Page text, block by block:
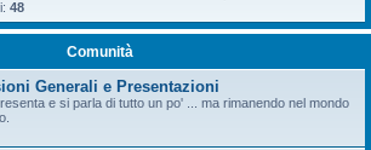
48
Comunità
Generali e Presentazioni
e si parla di tutto un po' ... ma rimanendo nel mondo